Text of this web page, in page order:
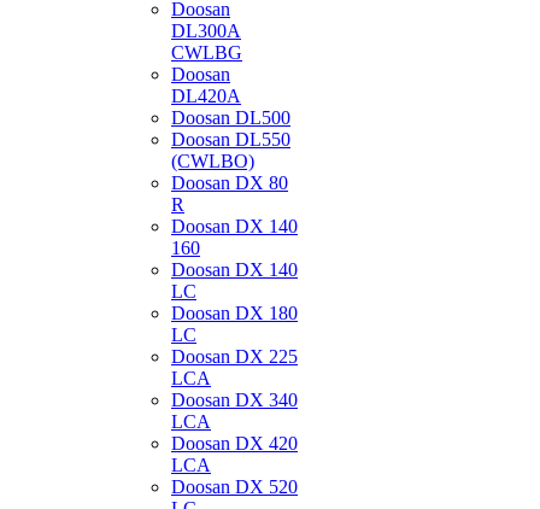
Doosan
DL300A
CWLBG
Doosan
DL420A
Doosan DL500
Doosan DL550
(CWLBO)
Doosan DX 80
R
Doosan DX 140
160
Doosan DX 140
LC
Doosan DX 180
LC
Doosan DX 225
LCA
Doosan DX 340
LCA
Doosan DX 420
LCA
Doosan DX 520